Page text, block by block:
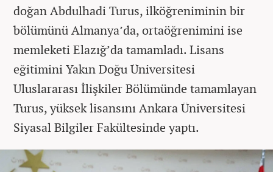
doğan Abdulhadi Turus, ilköğreniminin bir
bölümünü Almanya’da, ortaöğrenimini ise
memleketi Elazığ’da tamamladı. Lisans
eğitimini Yakın Doğu Üniversitesi
Uluslararası İlişkiler Bölümünde tamamlayan
Turus, yüksek lisansını Ankara Üniversitesi
Siyasal Bilgiler Fakültesinde yaptı.